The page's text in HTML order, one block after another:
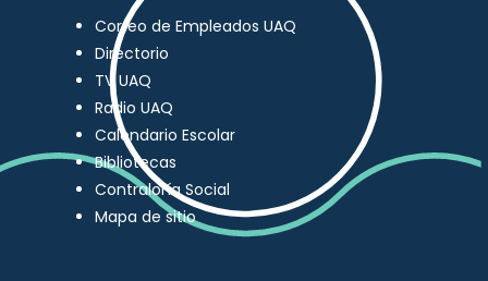
Correo de Empleados UAQ
Directorio
TV UAQ
Radio UAQ
Calendario Escolar
Bibliotecas
Contraloría Social
Mapa de sitio